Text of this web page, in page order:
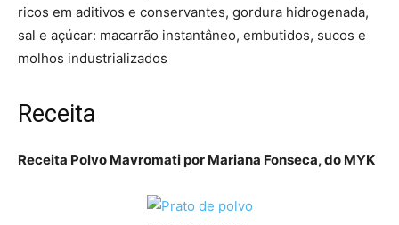
ricos em aditivos e conservantes, gordura hidrogenada,
sal e açúcar: macarrão instantâneo, embutidos, sucos e
molhos industrializados
Receita
Receita Polvo Mavromati por Mariana Fonseca, do MYK